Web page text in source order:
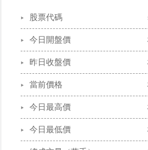
股票代碼
今日開盤價
昨日收盤價
當前價格
今日最高價
今日最低價